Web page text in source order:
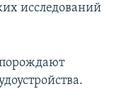
исследований